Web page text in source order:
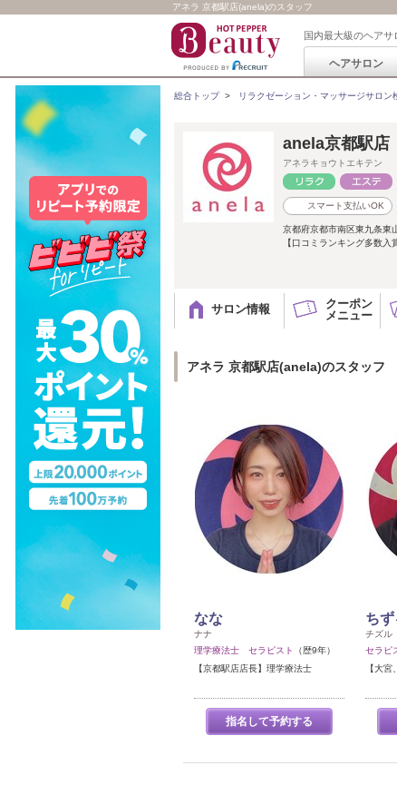
アネラ 京都駅店(anela)のスタッフ
国内最大級のヘア
ヘアサロン
総合トップ> リラクゼーション・マッサージサロン
anela京都駅店
アネラキョウトエキテン
スマート支払いOK
京都府京都市南区東九条東
【口コミランキング多数
サロン情報
クーポン
メニュー
アネラ 京都駅店(anela)のスタッフ
なな
ナナ
理学療法士 セラピスト
（歴9年）
【京都駅店店長】理学療法士
指名して予約する
ちず
チズル
セラピ
【大宮